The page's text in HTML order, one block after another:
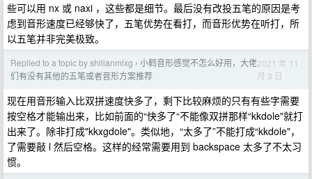
些可以用 nx 或 naxi ，这些都是细节。最后没有改投五笔的原因是考
虑到音形速度已经够快了，五笔优势在看打，而音形优势在听打，所
以五笔并非完美极致。
Replied to a topic by shilianmlxg › 小鹤音形感觉不怎么好用，大佬
们有没有其他的五笔或者音形方案推荐
2021 年 11
月 3 日
现在用音形输入比双拼速度快多了，剩下比较麻烦的只有有些字需要
按空格才能输出来，比如前面的“快多了“不能像双拼那样“kkdole"就打
出来了。除非打成"kkxgdole"。类似地，“太多了”不能打成“kkdole"，
了需要敲 l 然后空格。这样的经常需要用到 backspace 太多了不太习
惯。